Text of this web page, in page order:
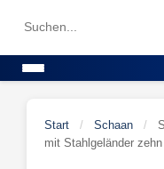
Search
Start / Schaan /
mit Stahlgeländer